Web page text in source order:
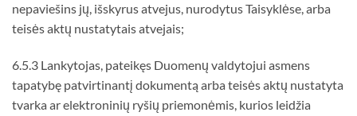
nepaviešins jų, išskyrus atvejus, nurodytus Taisyklėse, arba
teisės aktų nustatytais atvejais;
6.5.3 Lankytojas, pateikęs Duomenų valdytojui asmens
tapatybę patvirtinantį dokumentą arba teisės aktų nustatyta
tvarka ar elektroninių ryšių priemonėmis, kurios leidžia